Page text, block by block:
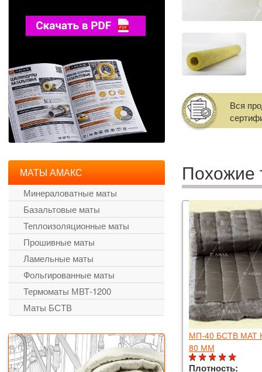
Вся
Похожие
БСТВ МАТ НА БАЗАЛЬТОВОЙ ТКАНИ
40 кг/м3
МП-40 БСТВ МАТ
80 ММ
Плотность:
МАТЫ АМАКС
Минераловатные маты
Базальтовые маты
Теплоизоляционные маты
Прошивные маты
Ламельные маты
Фольгированные маты
Термоматы МВТ-1200
Маты БСТВ